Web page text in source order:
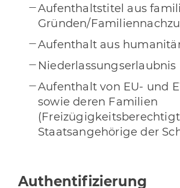
Aufenthaltstitel aus
Gründen/
Aufenthalt aus
Niederlassungserlaubnis
Aufenthalt von EU- und
sowie deren Familien
Staatsangehörige der
Authentifizierung